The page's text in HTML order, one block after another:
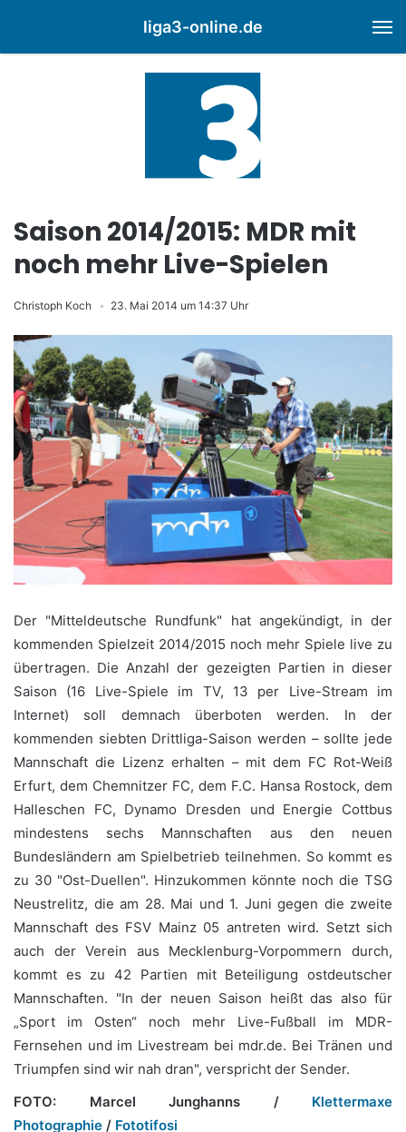
liga3-online.de
Saison 2014/2015: MDR mit
noch mehr Live-Spielen
Christoph Koch 23. Mai 2014 um 14:37 Uhr
Der "Mitteldeutsche Rundfunk" hat angekündigt, in der
kommenden Spielzeit 2014/2015 noch mehr Spiele live zu
übertragen. Die Anzahl der gezeigten Partien in dieser
Saison (16 Live-Spiele im TV, 13 per Live-Stream im
Internet) soll demnach überboten werden. In der
kommenden siebten Drittliga-Saison werden – sollte jede
Mannschaft die Lizenz erhalten – mit dem FC Rot-Weiß
Erfurt, dem Chemnitzer FC, dem F.C. Hansa Rostock, dem
Halleschen FC, Dynamo Dresden und Energie Cottbus
mindestens sechs Mannschaften aus den neuen
Bundesländern am Spielbetrieb teilnehmen. So kommt es
zu 30 "Ost-Duellen". Hinzukommen könnte noch die TSG
Neustrelitz, die am 28. Mai und 1. Juni gegen die zweite
Mannschaft des FSV Mainz 05 antreten wird. Setzt sich
auch der Verein aus Mecklenburg-Vorpommern durch,
kommt es zu 42 Partien mit Beteiligung ostdeutscher
Mannschaften. "In der neuen Saison heißt das also für
„Sport im Osten“ noch mehr Live-Fußball im MDR-
Fernsehen und im Livestream bei mdr.de. Bei Tränen und
Triumpfen sind wir nah dran", verspricht der Sender.
FOTO: Marcel Junghanns / Klettermaxe
Photographie / Fototifosi